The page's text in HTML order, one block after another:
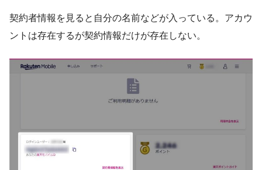
契約者情報を見ると自分の名前などが入っている。アカウ
ントは存在するが契約情報だけが存在しない。